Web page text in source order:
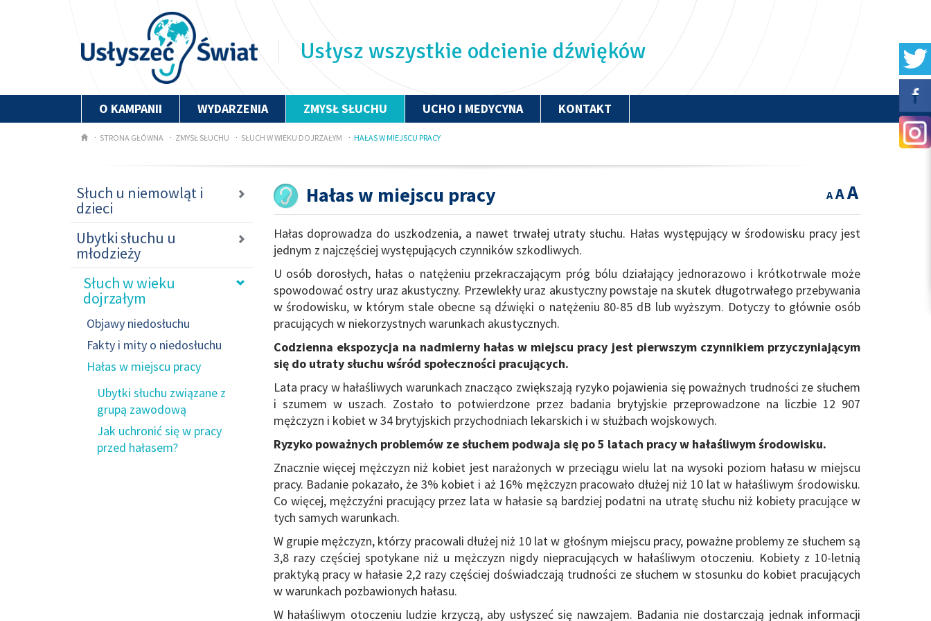
Usłysz wszystkie odcienie dźwięków
O KAMPANII WYDARZENIA ZMYSŁ SŁUCHU UCHO I MEDYCYNA KONTAKT
STRONA GŁÓWNA ZMYSŁ SŁUCHU SŁUCH W WIEKU DOJRZAŁYM HAŁAS W MIEJSCU PRACY
Słuch u niemowląt i
dzieci
Ubytki słuchu u
młodzieży
Słuch w wieku
dojrzałym
Objawy niedosłuchu
Fakty i mity o niedosłuchu
Hałas w miejscu pracy
Ubytki słuchu związane z
grupą zawodową
Jak uchronić się w pracy
przed hałasem?
Hałas w miejscu pracy A
A
A
Hałas doprowadza do uszkodzenia, a nawet trwałej utraty słuchu. Hałas występujący w środowisku pracy jest
jednym z najczęściej występujących czynników szkodliwych.
U osób dorosłych, hałas o natężeniu przekraczającym próg bólu działający jednorazowo i krótkotrwale może
spowodować ostry uraz akustyczny. Przewlekły uraz akustyczny powstaje na skutek długotrwałego przebywania
w środowisku, w którym stale obecne są dźwięki o natężeniu 80-85 dB lub wyższym. Dotyczy to głównie osób
pracujących w niekorzystnych warunkach akustycznych.
Codzienna ekspozycja na nadmierny hałas w miejscu pracy jest pierwszym czynnikiem przyczyniającym
się do utraty słuchu wśród społeczności pracujących.
Lata pracy w hałaśliwych warunkach znacząco zwiększają ryzyko pojawienia się poważnych trudności ze słuchem
i szumem w uszach. Zostało to potwierdzone przez badania brytyjskie przeprowadzone na liczbie 12 907
mężczyzn i kobiet w 34 brytyjskich przychodniach lekarskich i w służbach wojskowych.
Ryzyko poważnych problemów ze słuchem podwaja się po 5 latach pracy w hałaśliwym środowisku.
Znacznie więcej mężczyzn niż kobiet jest narażonych w przeciągu wielu lat na wysoki poziom hałasu w miejscu
pracy. Badanie pokazało, że 3% kobiet i aż 16% mężczyzn pracowało dłużej niż 10 lat w hałaśliwym środowisku.
Co więcej, mężczyźni pracujący przez lata w hałasie są bardziej podatni na utratę słuchu niż kobiety pracujące w
tych samych warunkach.
W grupie mężczyzn, którzy pracowali dłużej niż 10 lat w głośnym miejscu pracy, poważne problemy ze słuchem są
3,8 razy częściej spotykane niż u mężczyzn nigdy niepracujących w hałaśliwym otoczeniu. Kobiety z 10-letnią
praktyką pracy w hałasie 2,2 razy częściej doświadczają trudności ze słuchem w stosunku do kobiet pracujących
w warunkach pozbawionych hałasu.
W hałaśliwym otoczeniu ludzie krzyczą, aby usłyszeć się nawzajem. Badania nie dostarczają jednak informacji